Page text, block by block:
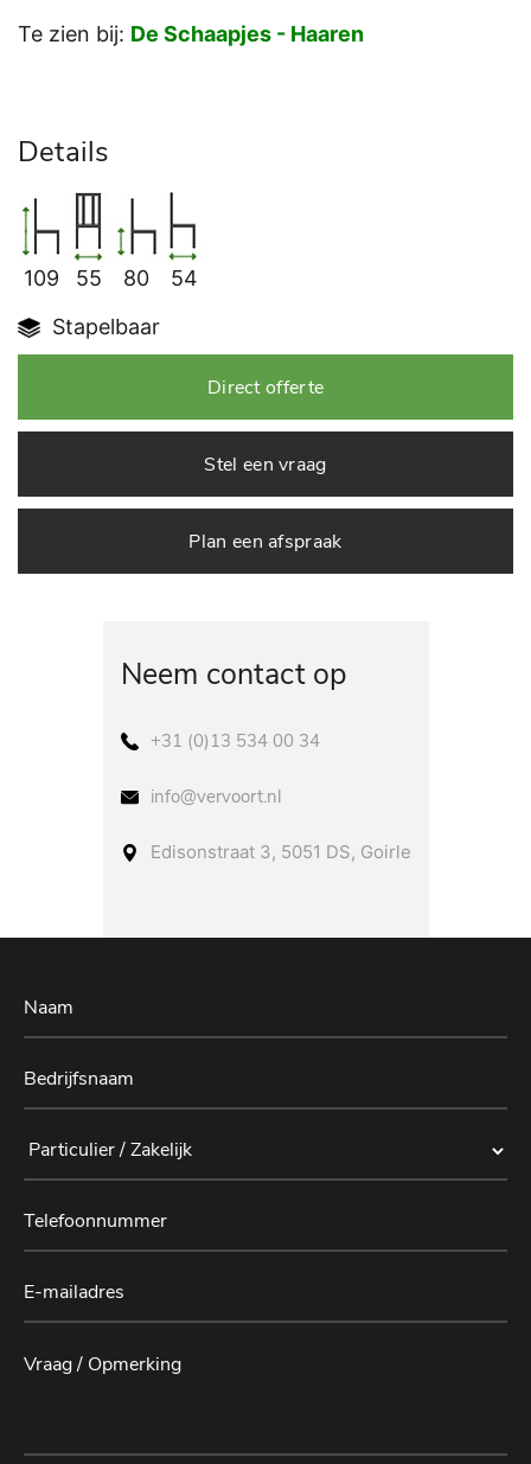
Te zien bij: De Schaapjes - Haaren
Details
109 55 80
54
Stapelbaar
Direct offerte
Stel een vraag
Plan een afspraak
Neem contact op
+31 (0)13 534 00 34
info@vervoort.nl
Edisonstraat 3, 5051 DS, Goirle